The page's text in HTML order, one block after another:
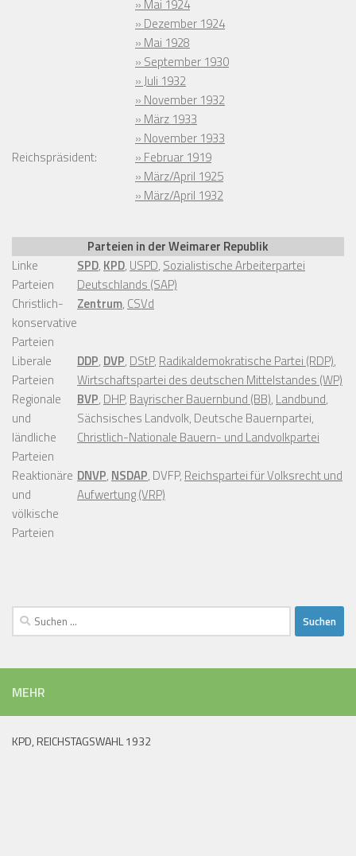
» Mai 1924
» Dezember 1924
» Mai 1928
» September 1930
» Juli 1932
» November 1932
» März 1933
» November 1933
Reichspräsident:
» Februar 1919
» März/April 1925
» März/April 1932
Parteien in der Weimarer Republik
Linke
Parteien
SPD, KPD, USPD, Sozialistische Arbeiterpartei
Deutschlands (SAP)
Christlich-
konservative
Parteien
Zentrum, CSVd
Liberale
Parteien
DDP, DVP, DStP, Radikaldemokratische Partei (RDP),
Wirtschaftspartei des deutschen Mittelstandes (WP)
Regionale
und
ländliche
Parteien
BVP, DHP, Bayrischer Bauernbund (BB), Landbund,
Sächsisches Landvolk, Deutsche Bauernpartei,
Christlich-Nationale Bauern- und Landvolkpartei
Reaktionäre
und
völkische
Parteien
DNVP, NSDAP, DVFP, Reichspartei für Volksrecht und
Aufwertung (VRP)
Suchen
nach:
MEHR
KPD, REICHSTAGSWAHL 1932